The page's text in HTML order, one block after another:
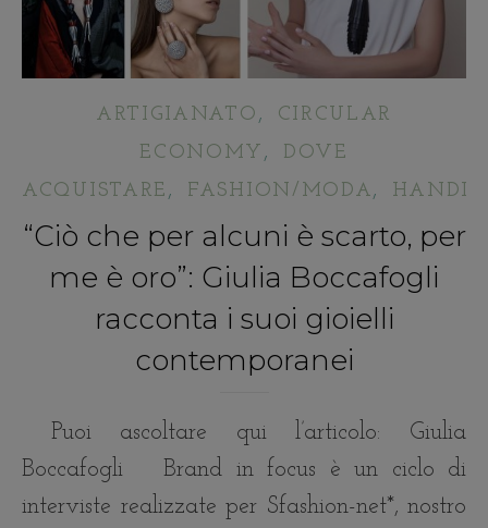
ARTIGIANATO ,
CIRCULAR
ECONOMY ,
DOVE
ACQUISTARE , FASHION/MODA,
“Ciò che per alcuni è scarto, per
me è oro”: Giulia Boccafogli
racconta i suoi gioielli
contemporanei
Puoi ascoltare qui l’articolo: Giulia
Boccafogli Brand in focus è un ciclo di
interviste realizzate per Sfashion-net*, nostro